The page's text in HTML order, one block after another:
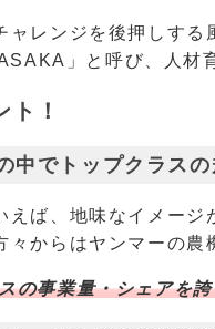
ャレンジを後押しする
」と呼び、人材
ト！
中でトップクラス
えば、地味なイメー
々からはヤンマーの農
の事業量・シェアを